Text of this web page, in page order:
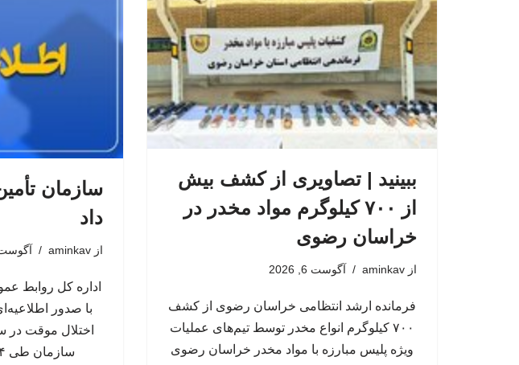
ببینید | تصاویری از کشف بیش
از ۷۰۰ کیلوگرم مواد مخدر در
خراسان رضوی
از aminkav آگوست 6, 2026
فرمانده ارشد انتظامی خراسان رضوی از کشف
۷۰۰ کیلوگرم انواع مخدر توسط تیم‌های عملیات
ویژه پلیس مبارزه با مواد مخدر خراسان رضوی
سازمان
داد
از aminkav آگوست 6,
اداره کل روابط
با صدور
اختلال موقت در
سازمان طی ۲۴ ساعت آینده خبر داد.